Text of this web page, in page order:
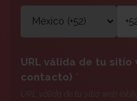
URL válida de tu
contacto)
URL válida de tu sitio web